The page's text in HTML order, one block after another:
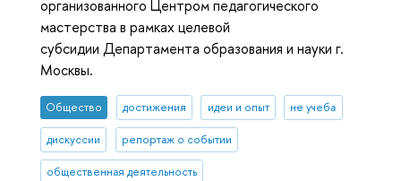
организованного Центром педагогического
мастерства в рамках целевой
субсидии Департамента образования и науки г.
Москвы.
Общество достижения идеи и опыт не учеба
дискуссии репортаж о событии
общественная деятельность